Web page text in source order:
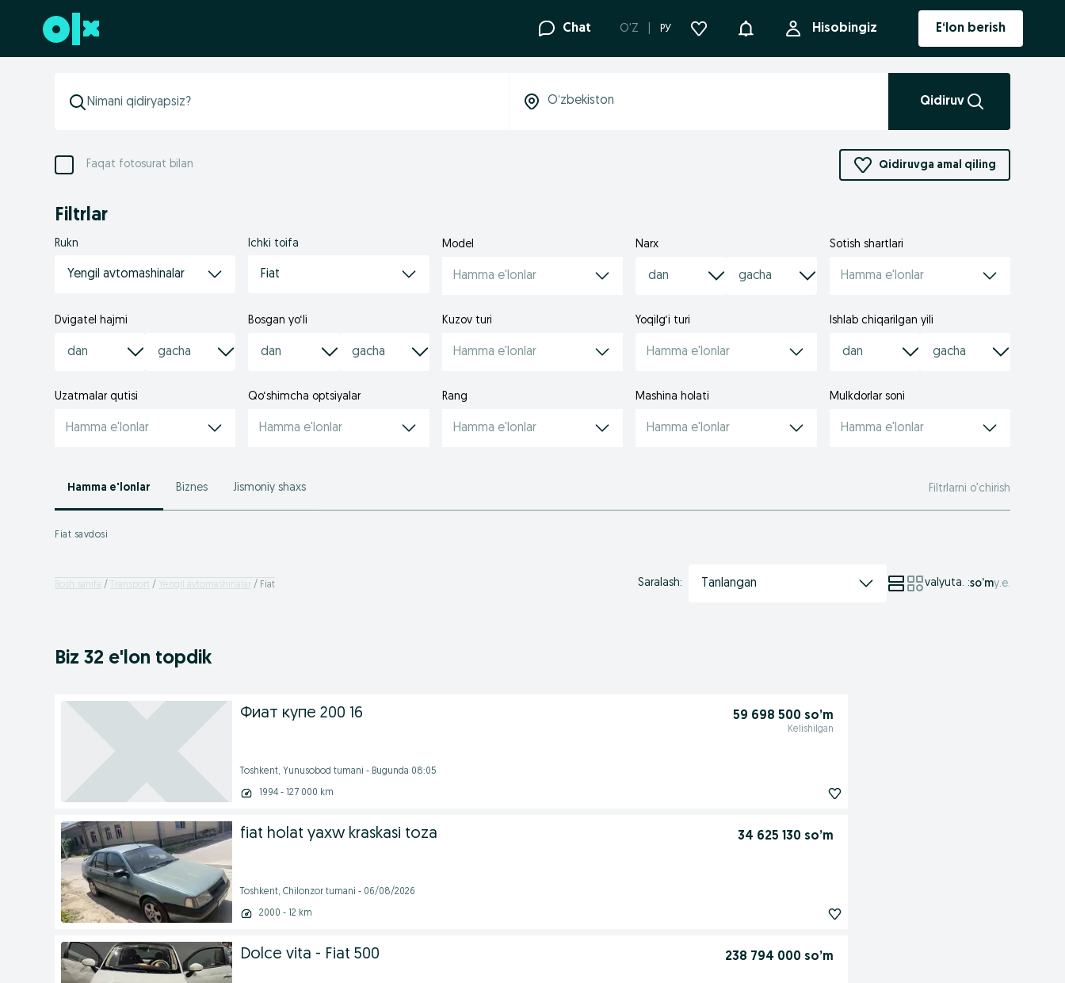
Futerga oʻtish Chat O'Z РУ Bildirishnoma Hisobingiz E‘lon berish
Qidiruv
Faqat fotosurat bilan Qidiruvga amal qiling
Filtrlar
Rukn
Yengil avtomashinalar
Ichki toifa
Fiat
Model
Hamma e'lonlar
Narx Sotish shartlari
Hamma e'lonlar
Dvigatel hajmi Bosgan yo‘li Kuzov turi
Hamma e'lonlar
Yoqilg‘i turi
Hamma e'lonlar
Ishlab chiqarilgan yili
Uzatmalar qutisi
Hamma e'lonlar
Qo‘shimcha optsiyalar
Hamma e'lonlar
Rang
Hamma e'lonlar
Mashina holati
Hamma e'lonlar
Mulkdorlar soni
Hamma e'lonlar
Hamma e'lonlar Biznes Jismoniy shaxs Filtrlarni o’chirish
Fiat savdosi
Bosh sahifa Transport Yengil avtomashinalar Fiat Saralash: Tanlangan valyuta. :so’mу.е.
Biz 32 e'lon topdik
Фиат купе 200 16 59 698 500 so’m
Kelishilgan
Toshkent, Yunusobod tumani - Bugunda 08:05
1994 - 127 000 km
fiat holat yaxw kraskasi toza 34 625 130 so’m
Toshkent, Chilonzor tumani - 06/08/2026
2000 - 12 km
Dolce vita - Fiat 500 238 794 000 so’m